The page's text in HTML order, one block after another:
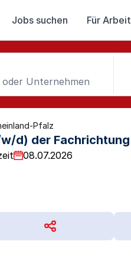
Jobs suchen Für
Pfalz
d) der
08.07.2026